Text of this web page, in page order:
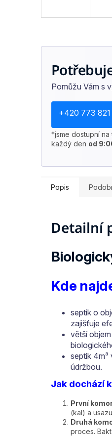
Pomůžu Vám s
+420 773
*jsme dostupní na
každý den od
Popis
Detailní
Kde
septik o
zajišťuje
větší
septik 4m³
údržbou.
Jak dochází
První
(kal) a
Druhá
proces.